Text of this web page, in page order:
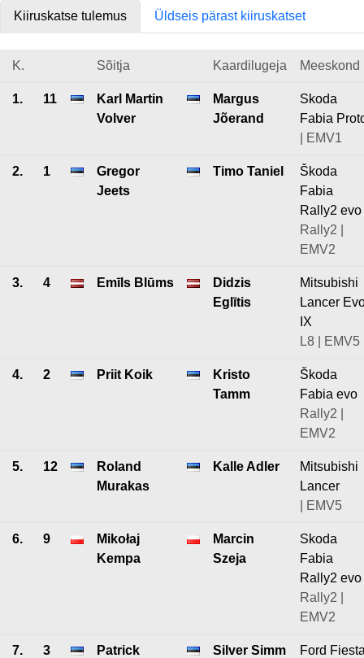
Kiiruskatse tulemus Üldseis pärast kiiruskatset
K. Sõitja Kaardilugeja Meeskond
1. 11
Karl Martin
Volver
Margus
Jõerand
Skoda
Fabia
| EMV1
2. 1
Gregor
Jeets
Timo Taniel
Škoda
Fabia
Rally2 evo
Rally2 |
EMV2
3. 4 Emīls Blūms
Didzis
Eglītis
Mitsubishi
Lancer
IX
L8 | EMV5
4. 2 Priit Koik
Kristo
Tamm
Škoda
Fabia evo
Rally2 |
EMV2
5. 12
Roland
Murakas
Kalle Adler
Mitsubishi
Lancer
| EMV5
6. 9
Mikołaj
Kempa
Marcin
Szeja
Skoda
Fabia
Rally2 evo
Rally2 |
EMV2
7. 3
Patrick
Silver Simm
Ford